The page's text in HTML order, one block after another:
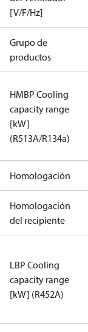
[V/F/Hz]
Grupo de
productos
HMBP Cooling
capacity range
[kW]
(R513A/R134a)
Homologación
Homologación
del recipiente
LBP Cooling
capacity range
[kW] (R452A)